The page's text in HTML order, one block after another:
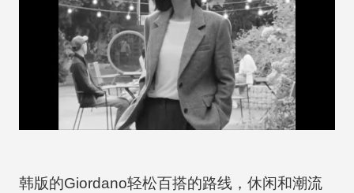
韩版的Giordano轻松百搭的路线，休闲和潮流